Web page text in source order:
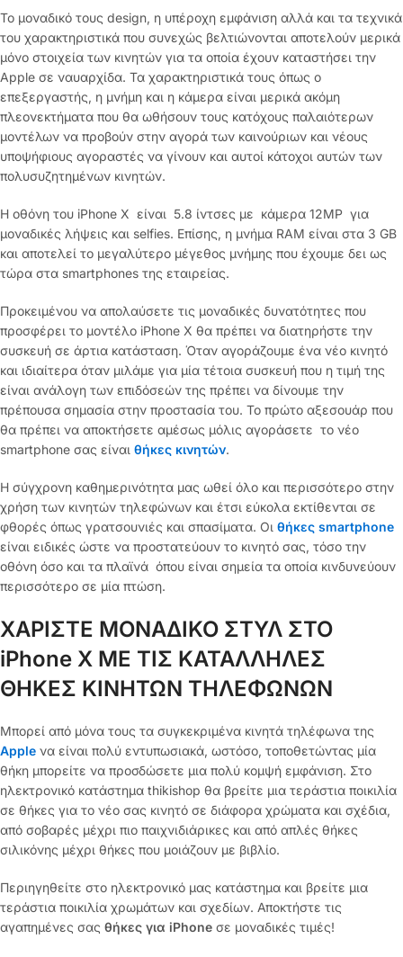
Το μοναδικό τους design, η υπέροχη εμφάνιση αλλά και τα τεχνικά
του χαρακτηριστικά που συνεχώς βελτιώνονται αποτελούν μερικά
μόνο στοιχεία των κινητών για τα οποία έχουν καταστήσει την
Apple σε ναυαρχίδα. Τα χαρακτηριστικά τους όπως ο
επεξεργαστής, η μνήμη και η κάμερα είναι μερικά ακόμη
πλεονεκτήματα που θα ωθήσουν τους κατόχους παλαιότερων
μοντέλων να προβούν στην αγορά των καινούριων και νέους
υποψήφιους αγοραστές να γίνουν και αυτοί κάτοχοι αυτών των
πολυσυζητημένων κινητών.
Η οθόνη του iPhone X είναι 5.8 ίντσες με κάμερα 12MP για
μοναδικές λήψεις και selfies. Επίσης, η μνήμα RAM είναι στα 3 GB
και αποτελεί το μεγαλύτερο μέγεθος μνήμης που έχουμε δει ως
τώρα στα smartphones της εταιρείας.
Προκειμένου να απολαύσετε τις μοναδικές δυνατότητες που
προσφέρει το μοντέλο iPhone X θα πρέπει να διατηρήστε την
συσκευή σε άρτια κατάσταση. Όταν αγοράζουμε ένα νέο κινητό
και ιδιαίτερα όταν μιλάμε για μία τέτοια συσκευή που η τιμή της
είναι ανάλογη των επιδόσεών της πρέπει να δίνουμε την
πρέπουσα σημασία στην προστασία του. Το πρώτο αξεσουάρ που
θα πρέπει να αποκτήσετε αμέσως μόλις αγοράσετε το νέο
smartphone σας είναι θήκες κινητών.
Η σύγχρονη καθημερινότητα μας ωθεί όλο και περισσότερο στην
χρήση των κινητών τηλεφώνων και έτσι εύκολα εκτίθενται σε
φθορές όπως γρατσουνιές και σπασίματα. Οι θήκες smartphone
είναι ειδικές ώστε να προστατεύουν το κινητό σας, τόσο την
οθόνη όσο και τα πλαϊνά όπου είναι σημεία τα οποία κινδυνεύουν
περισσότερο σε μία πτώση.
ΧΑΡΙΣΤΕ ΜΟΝΑΔΙΚΟ ΣΤΥΛ ΣΤΟ
iPhone X ΜΕ ΤΙΣ ΚΑΤΑΛΛΗΛΕΣ
ΘΗΚΕΣ ΚΙΝΗΤΩΝ ΤΗΛΕΦΩΝΩΝ
Μπορεί από μόνα τους τα συγκεκριμένα κινητά τηλέφωνα της
Apple να είναι πολύ εντυπωσιακά, ωστόσο, τοποθετώντας μία
θήκη μπορείτε να προσδώσετε μια πολύ κομψή εμφάνιση. Στο
ηλεκτρονικό κατάστημα thikishop θα βρείτε μια τεράστια ποικιλία
σε θήκες για το νέο σας κινητό σε διάφορα χρώματα και σχέδια,
από σοβαρές μέχρι πιο παιχνιδιάρικες και από απλές θήκες
σιλικόνης μέχρι θήκες που μοιάζουν με βιβλίο.
Περιηγηθείτε στο ηλεκτρονικό μας κατάστημα και βρείτε μια
τεράστια ποικιλία χρωμάτων και σχεδίων. Αποκτήστε τις
αγαπημένες σας θήκες για iPhone σε μοναδικές τιμές!